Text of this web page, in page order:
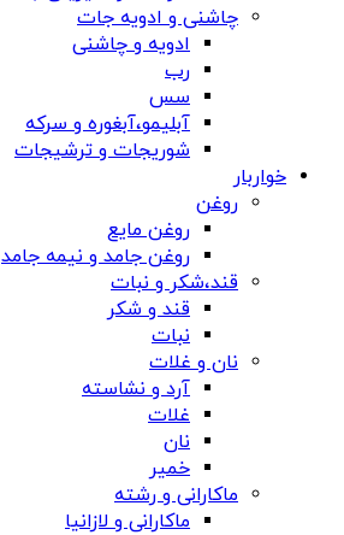
چاشنی و ادویه جات
ادویه و چاشنی
رب
سس
آبلیمو،آبغوره و سرکه
شوریجات و ترشیجات
خواربار
روغن
روغن مایع
روغن جامد و نیمه جامد
قند،شکر و نبات
قند و شکر
نبات
نان و غلات
آرد و نشاسته
غلات
نان
خمیر
ماکارانی و رشته
ماکارانی و لازانیا